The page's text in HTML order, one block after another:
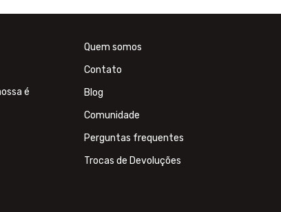
é
Quem somos
Contato
Blog
Comunidade
Perguntas frequentes
Trocas de Devoluções